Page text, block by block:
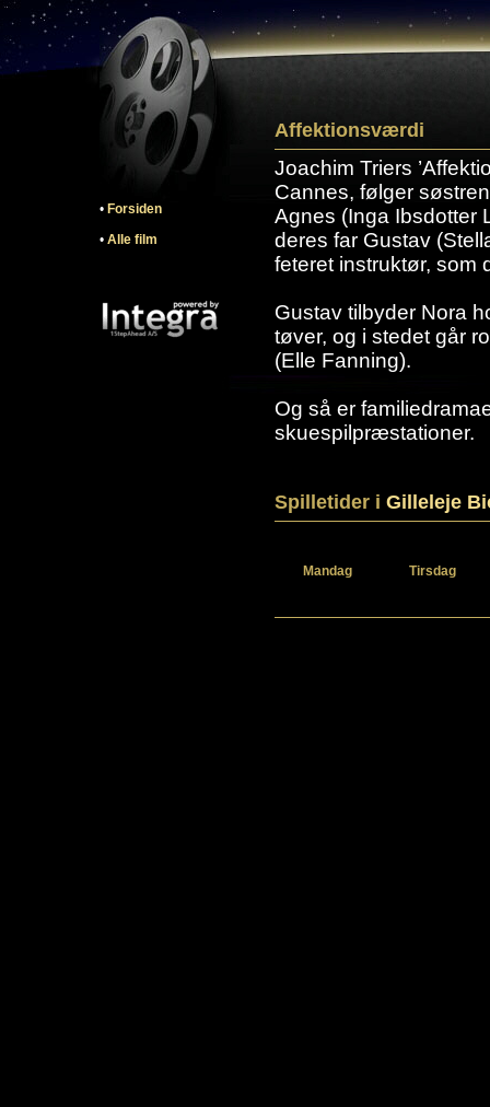
• Forsiden
• Alle film
Affektionsværdi
Joachim Triers
Cannes, følger
Agnes (Inga Ibsdotter
deres far Gustav
feteret instruktør, som
Gustav tilbyder Nora
tøver, og i stedet går
(Elle Fanning).
Og så er
skuespilpræstationer.
Spilletider i Gilleleje
Mandag Tirsdag